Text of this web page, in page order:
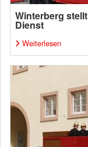
Winterberg
Dienst
Weiterlesen